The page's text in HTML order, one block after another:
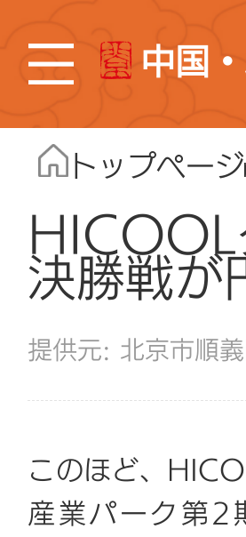
中国
トップページ
決勝戦が
北京市順
このほど、
産業パーク第2